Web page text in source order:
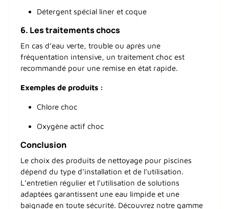
Détergent spécial liner et coque
6. Les traitements chocs
En cas d’eau verte, trouble ou après une
fréquentation intensive, un traitement choc est
recommandé pour une remise en état rapide.
Exemples de produits :
Chlore choc
Oxygène actif choc
Conclusion
Le choix des produits de nettoyage pour piscines
dépend du type d’installation et de l’utilisation.
L’entretien régulier et l’utilisation de solutions
adaptées garantissent une eau limpide et une
baignade en toute sécurité. Découvrez notre gamme